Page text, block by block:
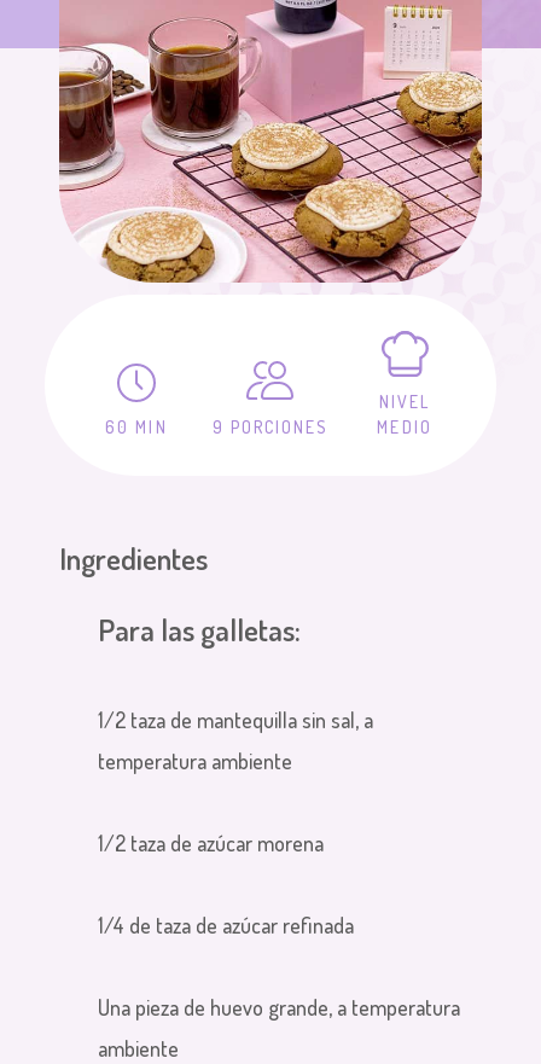
60 MIN 9 PORCIONES
NIVEL
MEDIO
Ingredientes
Para las galletas:
1/2 taza de mantequilla sin sal, a
temperatura ambiente
1/2 taza de azúcar morena
1/4 de taza de azúcar refinada
Una pieza de huevo grande, a temperatura
ambiente